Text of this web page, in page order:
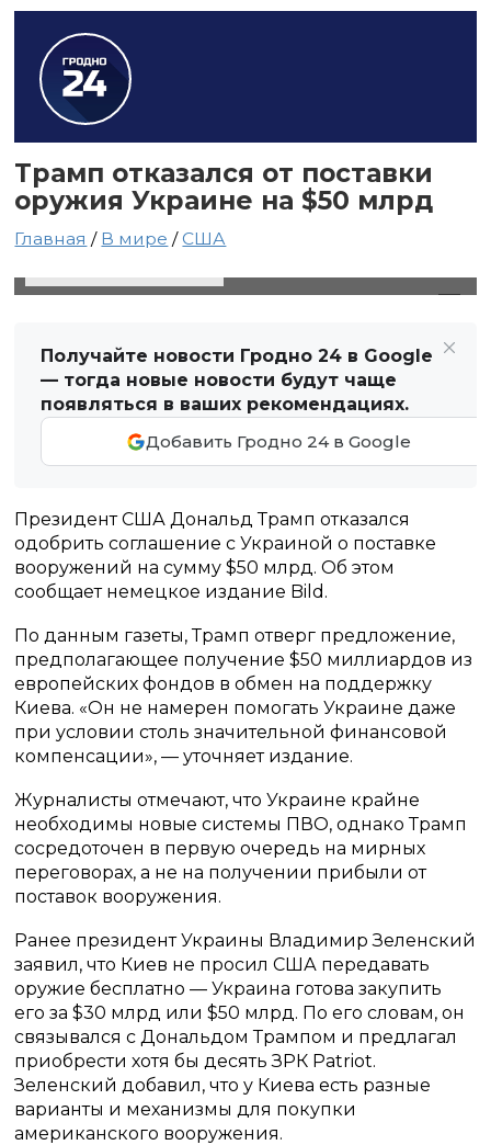
Трамп отказался от поставки
оружия Украине на $50 млрд
Главная / В мире /США
Получайте новости Гродно 24 в Google
— тогда новые новости будут чаще
появляться в ваших рекомендациях.
Добавить Гродно 24 в Google
Президент США Дональд Трамп отказался
одобрить соглашение с Украиной о поставке
вооружений на сумму $50 млрд. Об этом
сообщает немецкое издание Bild.
По данным газеты, Трамп отверг предложение,
предполагающее получение $50 миллиардов из
европейских фондов в обмен на поддержку
Киева. «Он не намерен помогать Украине даже
при условии столь значительной финансовой
компенсации», — уточняет издание.
Журналисты отмечают, что Украине крайне
необходимы новые системы ПВО, однако Трамп
сосредоточен в первую очередь на мирных
переговорах, а не на получении прибыли от
поставок вооружения.
Ранее президент Украины Владимир Зеленский
заявил, что Киев не просил США передавать
оружие бесплатно — Украина готова закупить
его за $30 млрд или $50 млрд. По его словам, он
связывался с Дональдом Трампом и предлагал
приобрести хотя бы десять ЗРК Patriot.
Зеленский добавил, что у Киева есть разные
варианты и механизмы для покупки
американского вооружения.